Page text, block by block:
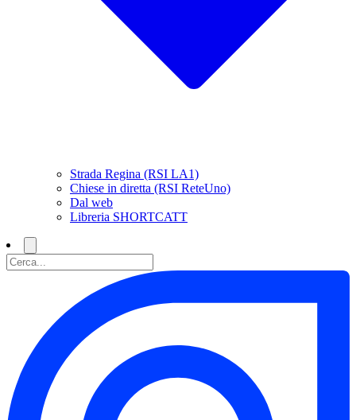
Strada Regina (RSI LA1)
Chiese in diretta (RSI ReteUno)
Dal web
Libreria SHORTCATT